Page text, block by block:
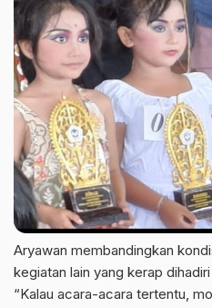
Aryawan membandingkan
kegiatan lain yang kerap
“Kalau acara-acara tertentu,